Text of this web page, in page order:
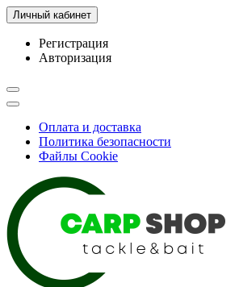
Личный кабинет
Регистрация
Авторизация
Оплата и доставка
Политика безопасности
Файлы Cookie